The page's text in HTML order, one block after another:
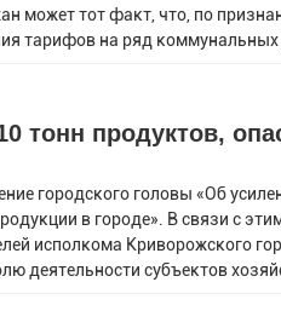
может тот факт, что, по
тарифов на ряд коммунальных
тонн продуктов,
городского головы «Об
в городе». В связи с
исполкома Криворожского
деятельности субъектов